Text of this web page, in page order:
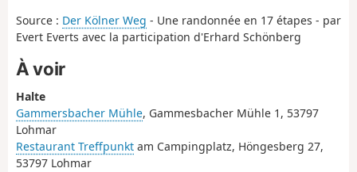
Source : Der Kölner Weg - Une randonnée en 17 étapes - par
Evert Everts avec la participation d'Erhard Schönberg
À voir
Halte
Gammersbacher Mühle, Gammesbacher Mühle 1, 53797
Lohmar
Restaurant Treffpunkt am Campingplatz, Höngesberg 27,
53797 Lohmar